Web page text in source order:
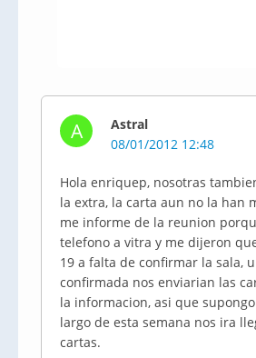
A
Astral
08/01/2012 12:48
Hola enriquep, nosotras
la extra, la carta aun no la han
me informe de la reunion
telefono a vitra y me dijeron
19 a falta de confirmar la sala,
confirmada nos enviarian las
la informacion, asi que
largo de esta semana nos ira
cartas.